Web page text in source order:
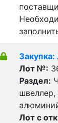
Закупка:
Лот №:
Раздел:
швеллер,
Лот с